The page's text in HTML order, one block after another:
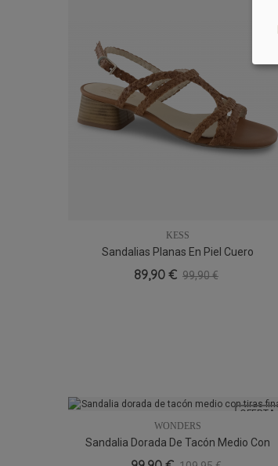
37
KESS
Sandalias Planas En Piel Cuero
89,90 € 99,90 €
OFERTA
36 38 39
WONDERS
Sandalia Dorada De Tacón Medio Con
Tiras Finas